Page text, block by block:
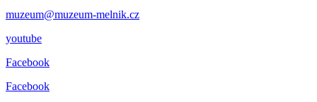
muzeum@muzeum-melnik.cz
youtube
Facebook
Facebook